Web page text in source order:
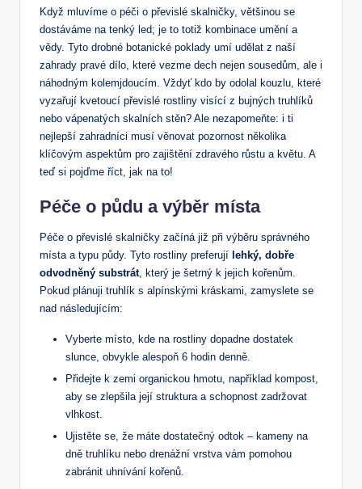
Když mluvíme o péči o převislé skalničky, většinou se
dostáváme na tenký led; je to totiž kombinace umění a
vědy. Tyto drobné botanické poklady umí udělat z naší
zahrady pravé dílo, které vezme dech nejen sousedům, ale i
náhodným kolemjdoucím. Vždyť kdo by odolal kouzlu, které
vyzařují kvetoucí převislé rostliny visící z bujných truhlíků
nebo vápenatých skalních stěn? Ale nezapomeňte: i ti
nejlepší zahradníci musí věnovat pozornost několika
klíčovým aspektům pro zajištění zdravého růstu a květu. A
teď si pojďme říct, jak na to!
Péče o půdu a výběr místa
Péče o převislé skalničky začíná již při výběru správného
místa a typu půdy. Tyto rostliny preferují lehký, dobře
odvodněný substrát, který je šetrný k jejich kořenům.
Pokud plánuji truhlík s alpínskými kráskami, zamyslete se
nad následujícím:
Vyberte místo, kde na rostliny dopadne dostatek
slunce, obvykle alespoň 6 hodin denně.
Přidejte k zemi organickou hmotu, například kompost,
aby se zlepšila její struktura a schopnost zadržovat
vlhkost.
Ujistěte se, že máte dostatečný odtok – kameny na
dně truhlíku nebo drenážní vrstva vám pomohou
zabránit uhnívání kořenů.